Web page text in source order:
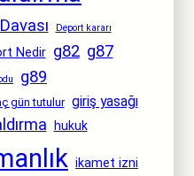
Deport kararı
Nedir g82 g87
g89
gün tutulur giriş yasağı
hukuk
ikamet izni